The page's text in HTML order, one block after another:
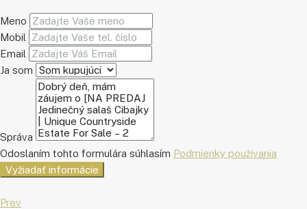
Meno
Mobil
Email
Ja som
Správa
Odoslaním tohto formulára súhlasím Podmienky používania
Vyžiadať informácie
Prev